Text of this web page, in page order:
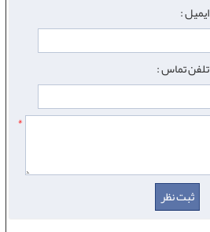
ایمیل :
تلفن تماس :
*